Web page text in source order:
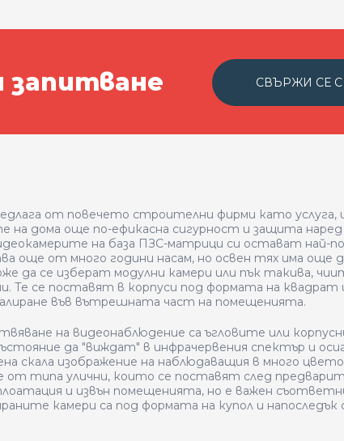
запитване СВЪРЖИ СЕ
от повечето строителни фирми като услуга,
на дома още по-ефикасна сигурност и защита
на база ПЗС-матрици си остават най-
още от много години насам, но освен тях има още
да се изберат модулни камери или пък такива,
Те се поставят в корпуси под формата на квадрат
във вътрешната част на помещенията.
на видеонаблюдение са ъгловите или
да "виждат" в инфрачервения спектър и
скала изображение на наблюдаващия в много
от типа улични, които се поставят след
и извън помещенията, но е важен
камери са под формата на купол и напоследък